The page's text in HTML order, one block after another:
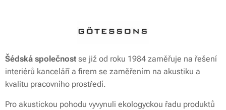
Šédská společnost se již od roku 1984 zaměřuje na řešení
interiérů kanceláří a firem se zaměřením na akustiku a
kvalitu pracovního prostředí.
Pro akustickou pohodu vyvynuli ekologyckou řadu produktů